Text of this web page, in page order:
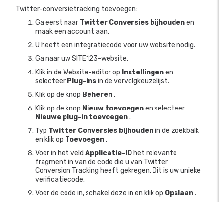
Twitter-conversietracking toevoegen:
Ga eerst naar Twitter Conversies bijhoudenen
maak een account aan.
U heeft een integratiecode voor uw website nodig.
Ga naar uw SITE123-website.
Klik in de Website-editor op Instellingenen
selecteer Plug-insin de vervolgkeuzelijst.
Klik op de knop Beheren.
Klik op de knop Nieuw toevoegenen selecteer
Nieuwe plug-in toevoegen.
Typ Twitter Conversies bijhoudenin de zoekbalk
en klik op Toevoegen.
Voer in het veld Applicatie-ID het relevante
fragment in van de code die u van Twitter
Conversion Tracking heeft gekregen. Dit is uw unieke
verificatiecode.
Voer de code in, schakel deze in en klik op Opslaan.